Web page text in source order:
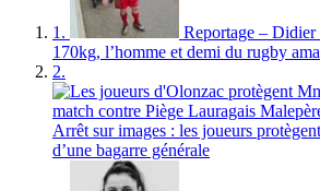
1.
Reportage – Didier
170kg, l’homme et demi du rugby
2.
Arrêt sur images : les joueurs
d’une bagarre générale